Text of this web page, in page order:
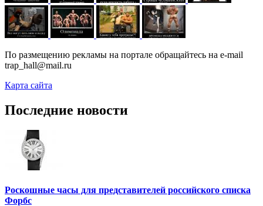
По размещению рекламы на портале обращайтесь на e-mail
trap_hall@mail.ru
Карта сайта
Последние новости
Роскошные часы для представителей российского списка
Форбс